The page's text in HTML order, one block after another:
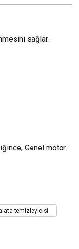
sağlar.
Genel motor
temizleyicisi